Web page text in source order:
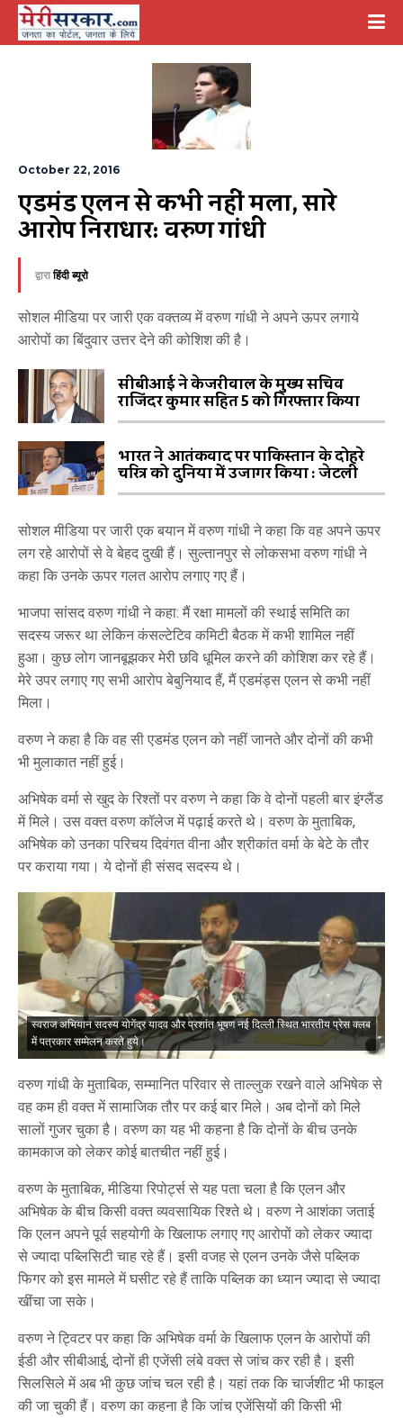
October 22, 2016
एडमंड एलन से कभी नहीं मिला, सारे
आरोप निराधार: वरुण गांधी
द्वाराहिंदी ब्यूरो
सोशल मीडिया पर जारी एक वक्तव्य में वरुण गांधी ने अपने ऊपर लगाये
आरोपों का बिंदुवार उत्तर देने की कोशिश की है।
सीबीआई ने केजरीवाल के मुख्य सचिव
राजिंदर कुमार सहित 5 को गिरफ्तार किया
भारत ने आतंकवाद पर पाकिस्तान के दोहरे
चरित्र को दुनिया में उजागर किया : जेटली
सोशल मीडिया पर जारी एक बयान में वरुण गांधी ने कहा कि वह अपने ऊपर
लग रहे आरोपों से वे बेहद दुखी हैं। सुल्तानपुर से लोकसभा वरुण गांधी ने
कहा कि उनके ऊपर गलत आरोप लगाए गए हैं।
भाजपा सांसद वरुण गांधी ने कहा: मैं रक्षा मामलों की स्थाई समिति का
सदस्य जरूर था लेकिन कंसल्टेटिव कमिटी बैठक में कभी शामिल नहीं
हुआ। कुछ लोग जानबूझकर मेरी छवि धूमिल करने की कोशिश कर रहे हैं।
मेरे उपर लगाए गए सभी आरोप बेबुनियाद हैं, मैं एडमंड्स एलन से कभी नहीं
मिला।
वरुण ने कहा है कि वह सी एडमंड एलन को नहीं जानते और दोनों की कभी
भी मुलाकात नहीं हुई।
अभिषेक वर्मा से खुद के रिश्तों पर वरुण ने कहा कि वे दोनों पहली बार इंग्लैंड
में मिले। उस वक्त वरुण कॉलेज में पढ़ाई करते थे। वरुण के मुताबिक,
अभिषेक को उनका परिचय दिवंगत वीना और श्रीकांत वर्मा के बेटे के तौर
पर कराया गया। ये दोनों ही संसद सदस्य थे।
स्वराज अभियान सदस्य योगेंद्र यादव और प्रशांत भूषण नई दिल्ली स्थित भारतीय प्रेस क्लब
में पत्रकार सम्मेलन करते हुये।
वरुण गांधी के मुताबिक, सम्मानित परिवार से ताल्लुक रखने वाले अभिषेक से
वह कम ही वक्त में सामाजिक तौर पर कई बार मिले। अब दोनों को मिले
सालों गुजर चुका है। वरुण का यह भी कहना है कि दोनों के बीच उनके
कामकाज को लेकर कोई बातचीत नहीं हुई।
वरुण के मुताबिक, मीडिया रिपोर्ट्स से यह पता चला है कि एलन और
अभिषेक के बीच किसी वक्त व्यवसायिक रिश्ते थे। वरुण ने आशंका जताई
कि एलन अपने पूर्व सहयोगी के खिलाफ लगाए गए आरोपों को लेकर ज्यादा
से ज्यादा पब्लिसिटी चाह रहे हैं। इसी वजह से एलन उनके जैसे पब्लिक
फिगर को इस मामले में घसीट रहे हैं ताकि पब्लिक का ध्यान ज्यादा से ज्यादा
खींचा जा सके।
वरुण ने ट्विटर पर कहा कि अभिषेक वर्मा के खिलाफ एलन के आरोपों की
ईडी और सीबीआई, दोनों ही एजेंसी लंबे वक्त से जांच कर रही है। इसी
सिलसिले में अब भी कुछ जांच चल रही है। यहां तक कि चार्जशीट भी फाइल
की जा चुकी हैं। वरुण का कहना है कि जांच एजेंसियों की किसी भी